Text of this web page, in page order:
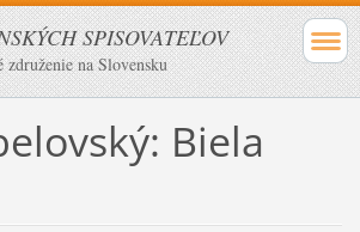
SPISOVATEĽOV
združenie na Slovensku
Biela